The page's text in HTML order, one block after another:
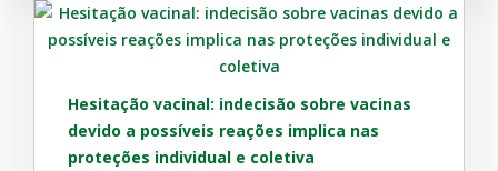
Hesitação vacinal: indecisão sobre vacinas
devido a possíveis reações implica nas
proteções individual e coletiva